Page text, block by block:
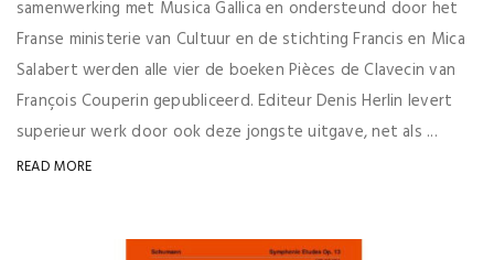
samenwerking met Musica Gallica en ondersteund door het
Franse ministerie van Cultuur en de stichting Francis en Mica
Salabert werden alle vier de boeken Pièces de Clavecin van
François Couperin gepubliceerd. Editeur Denis Herlin levert
superieur werk door ook deze jongste uitgave, net als ...
READ MORE